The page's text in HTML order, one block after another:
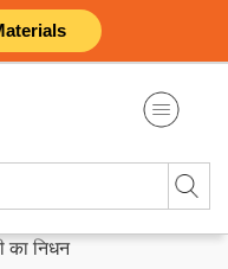
का निधन